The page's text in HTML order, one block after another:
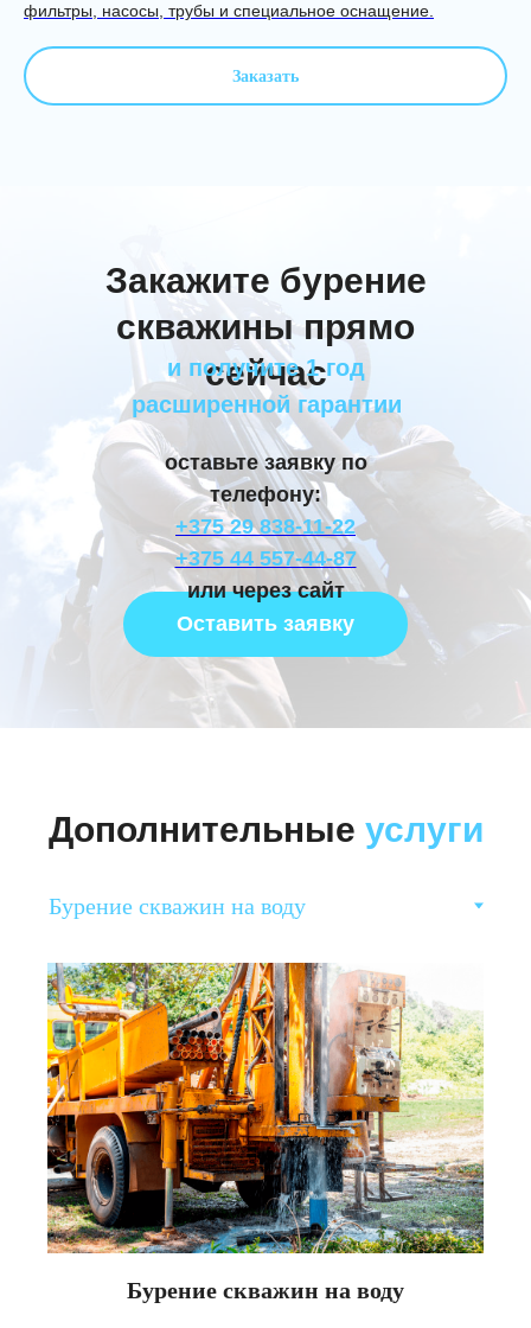
фильтры, насосы, трубы и специальное оснащение.
Заказать
Закажите бурение
скважины прямо
сейчас
Оставить заявку
и получите 1 год
расширенной гарантии
оставьте заявку по
телефону:
+375 29 838-11-22
+375 44 557-44-87
или через сайт
Дополнительные услуги
Бурение скважин на воду